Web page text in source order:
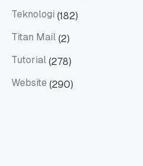
Teknologi (182)
Titan Mail(2)
Tutorial(278)
Website (290)